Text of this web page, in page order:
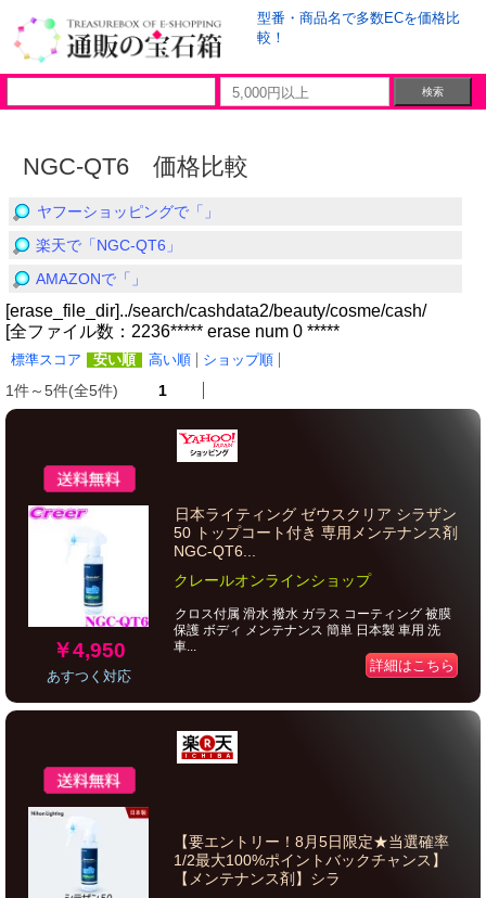
型番・商品名で多数ECを価格比
較！
NGC-QT6 価格比較
ヤフーショッピングで「」
楽天で「NGC-QT6」
AMAZONで「」
[erase_file_dir]../search/cashdata2/beauty/cosme/cash/
[全ファイル数：2236***** erase num 0 *****
標準スコア 安い順 高い順 ショップ順
1件～5件(全5件) 1
￥4,950
あすつく対応
日本ライティング ゼウスクリア シラザン
50 トップコート付き 専用メンテナンス剤
NGC-QT6...
クレールオンラインショップ
クロス付属 滑水 撥水 ガラス コーティング 被膜
保護 ボディ メンテナンス 簡単 日本製 車用 洗
車...
詳細はこちら
【要エントリー！8月5日限定★当選確率
1/2最大100%ポイントバックチャンス】
【メンテナンス剤】シラ